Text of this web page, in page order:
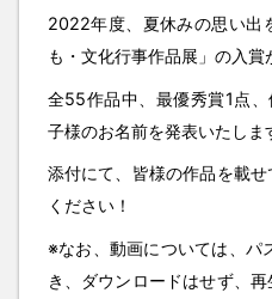
2022年度、夏休みの思い出
も・文化行事作品展」の入賞
全55作品中、最優秀賞1点
子様のお名前を発表いたしま
添付にて、皆様の作品を載
ください！
※なお、動画については、
き、ダウンロードはせず、